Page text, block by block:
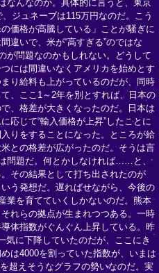
なんなのか。具体的に言うと、東京
ジュネーブは115万円なのだ。こう
価格が高騰している」ことが騒ぎに
違いで、米が“高すぎる”のではな
が問題なのかもしれない。どうして
には間違いなくアメリカを始めとす
り給料も上がっているのだが、同時
、ここ1～2年を別とすれば、日本の
、格差が大きくなったのだ。日本は
応じて“輸入価格が上昇”したことに
りをすることになった。ところが給
との格差が広がったのだ。そうは言
問題だ。何とかしなければ……と、
その結果として打ち出されたのが
う発想だ。遅ればせながら、今後の
業を育てていくしかないのだ。熊本
れらの拠点が生まれつつある。一時
体指数がぐんぐん上昇している。昨
気に下降していたのだが、ここにき
は4000を割っていた指数が、いまは
超えそうなグラフの勢いなのだ。実